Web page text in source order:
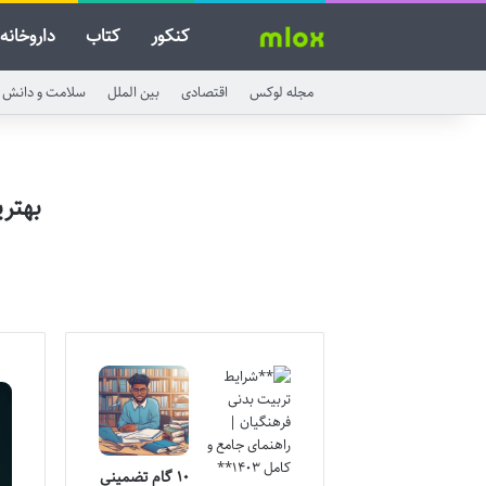
کنکور کتاب داروخانه
مجله لوکس اقتصادی بین الملل سلامت و دانش
۱۰ گام تضمینی